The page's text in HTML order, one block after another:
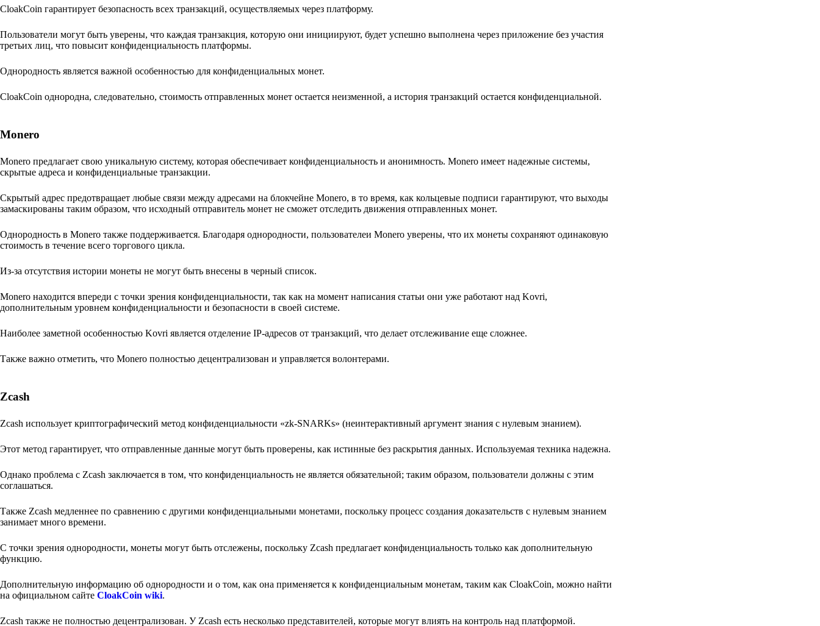
CloakCoin гарантирует безопасность всех транзакций, осуществляемых через платформу.
Пользователи могут быть уверены, что каждая транзакция, которую они инициируют, будет успешно выполнена через приложение без участия
третьих лиц, что повысит конфиденциальность платформы.
Однородность является важной особенностью для конфиденциальных монет.
CloakCoin однородна, следовательно, стоимость отправленных монет остается неизменной, а история транзакций остается конфиденциальной.
Monero
Monero предлагает свою уникальную систему, которая обеспечивает конфиденциальность и анонимность. Monero имеет надежные системы,
скрытые адреса и конфиденциальные транзакции.
Скрытый адрес предотвращает любые связи между адресами на блокчейне Monero, в то время, как кольцевые подписи гарантируют, что выходы
замаскированы таким образом, что исходный отправитель монет не сможет отследить движения отправленных монет.
Однородность в Monero также поддерживается. Благодаря однородности, пользователеи Monero уверены, что их монеты сохраняют одинаковую
стоимость в течение всего торгового цикла.
Из-за отсутствия истории монеты не могут быть внесены в черный список.
Monero находится впереди с точки зрения конфиденциальности, так как на момент написания статьи они уже работают над Kovri,
дополнительным уровнем конфиденциальности и безопасности в своей системе.
Наиболее заметной особенностью Kovri является отделение IP-адресов от транзакций, что делает отслеживание еще сложнее.
Также важно отметить, что Monero полностью децентрализован и управляется волонтерами.
Zcash
Zcash использует криптографический метод конфиденциальности «zk-SNARKs» (неинтерактивный аргумент знания с нулевым знанием).
Этот метод гарантирует, что отправленные данные могут быть проверены, как истинные без раскрытия данных. Используемая техника надежна.
Однако проблема с Zcash заключается в том, что конфиденциальность не является обязательной; таким образом, пользователи должны с этим
соглашаться.
Также Zcash медленнее по сравнению с другими конфиденциальными монетами, поскольку процесс создания доказательств с нулевым знанием
занимает много времени.
С точки зрения однородности, монеты могут быть отслежены, поскольку Zcash предлагает конфиденциальность только как дополнительную
функцию.
Дополнительную информацию об однородности и о том, как она применяется к конфиденциальным монетам, таким как CloakCoin, можно найти
на официальном сайте CloakCoin wiki.
Zcash также не полностью децентрализован. У Zcash есть несколько представителей, которые могут влиять на контроль над платформой.